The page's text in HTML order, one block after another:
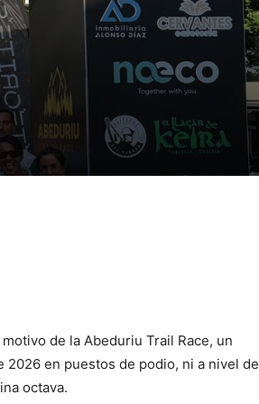
de la Abeduriu Trail Race, un
en puestos de podio, ni a nivel de
octava.